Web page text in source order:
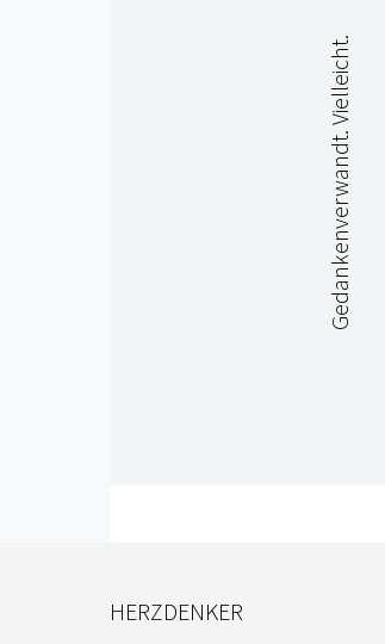
Gedankenverwandt. Vielleicht.
HERZDENKER